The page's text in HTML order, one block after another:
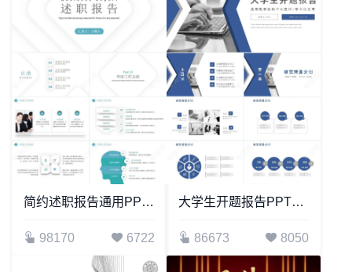
简约述职报告通用PPT模板
98170 6722
大学生开题报告PPT模板适用教育机构毕业答辩学术论文等
86673 8050